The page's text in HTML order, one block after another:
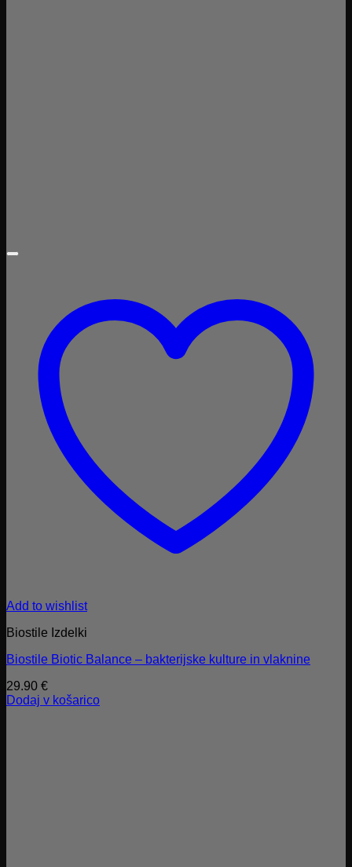
Add to wishlist
Biostile Izdelki
Biostile Biotic Balance – bakterijske kulture in vlaknine
29.90 €
Dodaj v košarico